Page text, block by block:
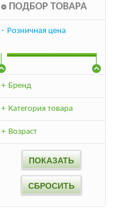
ПОДБОР ТОВАРА
- Розничная цена
+ Бренд
+ Категория товара
+ Возраст